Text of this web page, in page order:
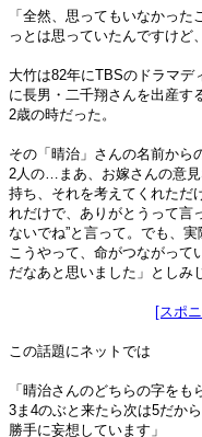
「全然、思ってもいなかっ
っとは思っていたんですけど
大竹は82年にTBSのドラマデ
に長男・二千翔さんを出産す
2歳の時だった。
その「晴治」さんの名前から
2人の…まあ、お嫁さんの意
持ち、それを考えてくれただ
れだけで、ありがとうって言
ないでね”と言って。でも、
こうやって、命がつながって
だなあと思いました」としみ
[スポ
この話題にネットでは
「晴治さんのどちらの字を
3ま4のぶと来たら次は5だか
勝手に妄想しています」